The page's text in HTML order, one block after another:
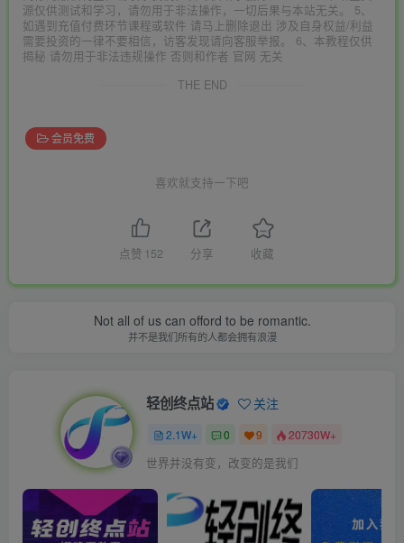
源仅供测试和学习，请勿用于非法操作，一切后果与本站无关。 5、
如遇到充值付费环节课程或软件 请马上删除退出 涉及自身权益/利益
需要投资的一律不要相信，访客发现请向客服举报。 6、本教程仅供
揭秘 请勿用于非法违规操作 否则和作者 官网 无关
THE END
会员免费
喜欢就支持一下吧
点赞 152 分享 收藏
Not all of us can offord to be romantic.
并不是我们所有的人都会拥有浪漫
轻创终点站 关注
2.1W+ 0 9 20730W+
世界并没有变，改变的是我们